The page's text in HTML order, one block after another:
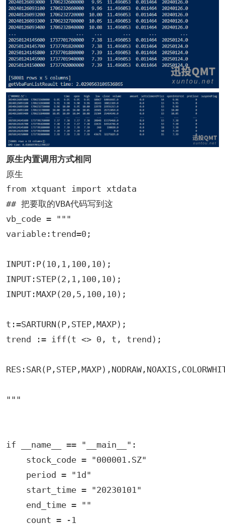
原生内置调用方式相同
原生
from xtquant import xtdata
## 把要取的VBA代码写到这
vb_code = """
variable:trend=0;
INPUT:P(10,1,100,10);
INPUT:STEP(2,1,100,10);
INPUT:MAXP(20,5,100,10);
t:=SARTURN(P,STEP,MAXP);
trend := iff(t <> 0, t, trend);
"""
if __name__ == "__main__":
    stock_code = "000001.SZ"
    period = "1d"
    start_time = "20230101"
    end_time = ""
    count = -1